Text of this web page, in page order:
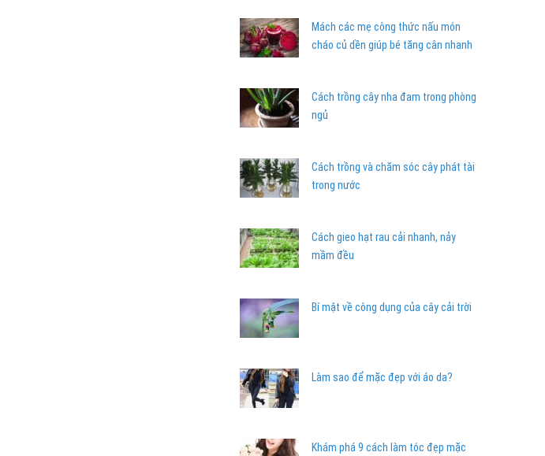
Mách các mẹ công thức nấu món
cháo củ dền giúp bé tăng cân nhanh
Cách trồng cây nha đam trong phòng
ngủ
Cách trồng và chăm sóc cây phát tài
trong nước
Cách gieo hạt rau cải nhanh, nảy
mầm đều
Bí mật về công dụng của cây cải trời
Làm sao để mặc đẹp với áo da?
Khám phá 9 cách làm tóc đẹp mặc